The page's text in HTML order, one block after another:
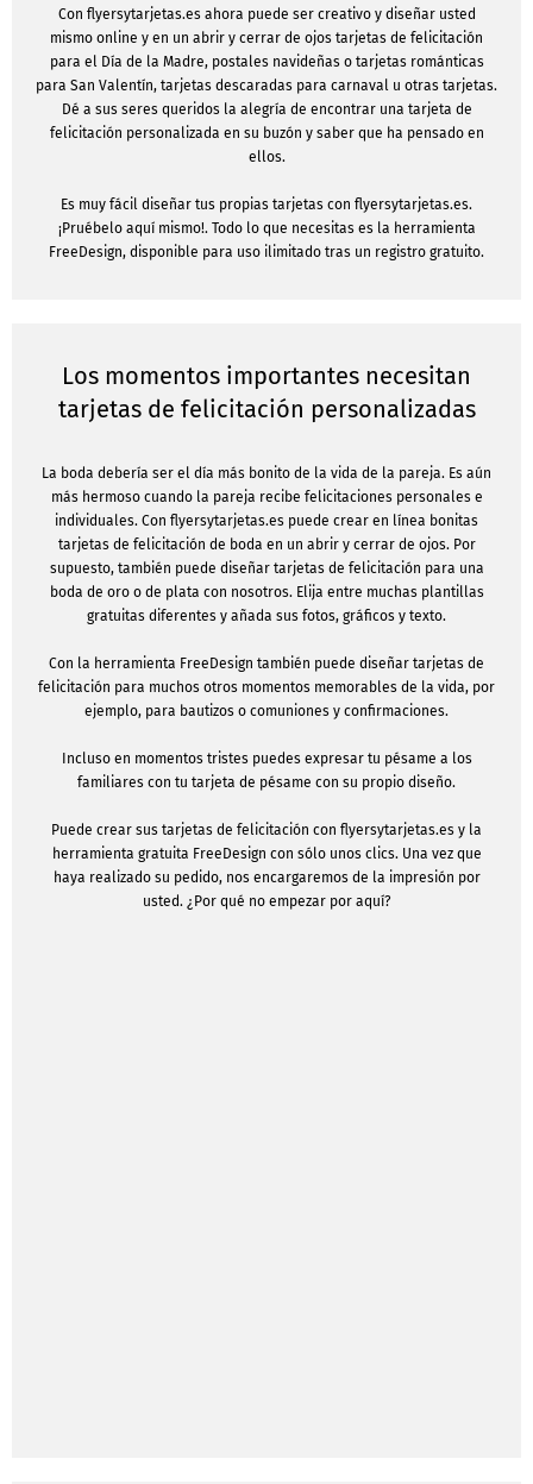
Con flyersytarjetas.es ahora puede ser creativo y diseñar usted
mismo online y en un abrir y cerrar de ojos tarjetas de felicitación
para el Día de la Madre, postales navideñas o tarjetas románticas
para San Valentín, tarjetas descaradas para carnaval u otras tarjetas.
Dé a sus seres queridos la alegría de encontrar una tarjeta de
felicitación personalizada en su buzón y saber que ha pensado en
ellos.
Es muy fácil diseñar tus propias tarjetas con flyersytarjetas.es.
¡Pruébelo aquí mismo!. Todo lo que necesitas es la herramienta
FreeDesign, disponible para uso ilimitado tras un registro gratuito.
Los momentos importantes necesitan
tarjetas de felicitación personalizadas
La boda debería ser el día más bonito de la vida de la pareja. Es aún
más hermoso cuando la pareja recibe felicitaciones personales e
individuales. Con flyersytarjetas.es puede crear en línea bonitas
tarjetas de felicitación de boda en un abrir y cerrar de ojos. Por
supuesto, también puede diseñar tarjetas de felicitación para una
boda de oro o de plata con nosotros. Elija entre muchas plantillas
gratuitas diferentes y añada sus fotos, gráficos y texto.
Con la herramienta FreeDesign también puede diseñar tarjetas de
felicitación para muchos otros momentos memorables de la vida, por
ejemplo, para bautizos o comuniones y confirmaciones.
Incluso en momentos tristes puedes expresar tu pésame a los
familiares con tu tarjeta de pésame con su propio diseño.
Puede crear sus tarjetas de felicitación con flyersytarjetas.es y la
herramienta gratuita FreeDesign con sólo unos clics. Una vez que
haya realizado su pedido, nos encargaremos de la impresión por
usted. ¿Por qué no empezar por aquí?